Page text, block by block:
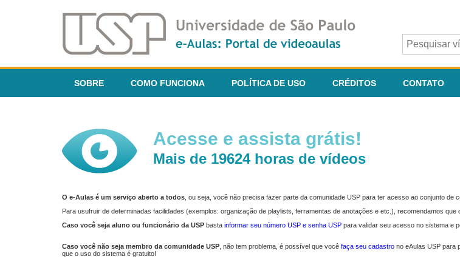
SOBRE COMO FUNCIONA POLÍTICA DE USO CRÉDITOS CONTATO
Acesse e assista grátis!
Mais de 19624 horas de vídeos
O e-Aulas é um serviço aberto a todos , ou seja, você não precisa fazer parte da comunidade USP para ter acesso ao conjunto de
Para usufruir de determinadas facilidades (exemplos: organização de playlists, ferramentas de anotações e etc.), recomendamos
Caso você seja aluno ou funcionário da USP basta informar seu número USP e senha USP para validar seu acesso no sistema e
Caso você não seja membro da comunidade USP , não tem problema, é possível que você faça seu cadastro no eAulas USP para
que o uso do sistema é gratuito!